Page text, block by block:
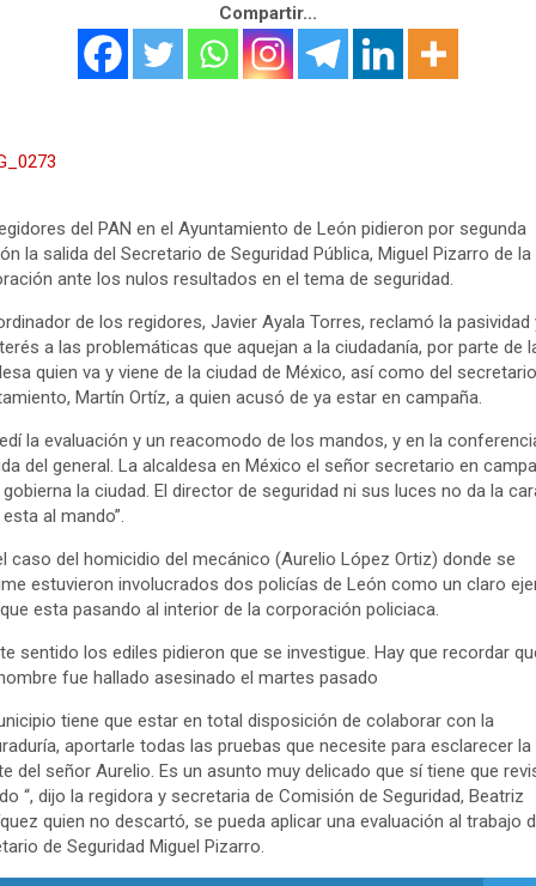
Compartir...
del PAN en el Ayuntamiento de León pidieron por segunda
la salida del Secretario de Seguridad Pública, Miguel Pizarro de la
ante los nulos resultados en el tema de seguridad.
de los regidores, Javier Ayala Torres, reclamó la pasividad
a las problemáticas que aquejan a la ciudadanía, por parte de
quien va y viene de la ciudad de México, así como del
Martín Ortíz, a quien acusó de ya estar en campaña.
la evaluación y un reacomodo de los mandos, y en la
del general. La alcaldesa en México el señor secretario en
gobierna la ciudad. El director de seguridad ni sus luces no da la
al mando”.
caso del homicidio del mecánico (Aurelio López Ortiz) donde se
estuvieron involucrados dos policías de León como un claro
esta pasando al interior de la corporación policiaca.
sentido los ediles pidieron que se investigue. Hay que recordar
fue hallado asesinado el martes pasado
tiene que estar en total disposición de colaborar con la
aportarle todas las pruebas que necesite para esclarecer la
del señor Aurelio. Es un asunto muy delicado que sí tiene que
“, dijo la regidora y secretaria de Comisión de Seguridad, Beatriz
quien no descartó, se pueda aplicar una evaluación al trabajo
de Seguridad Miguel Pizarro.